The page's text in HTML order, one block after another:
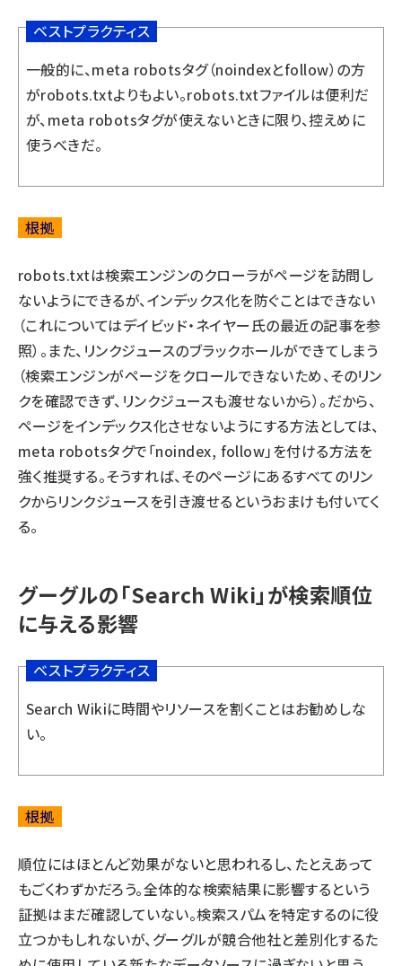
ベストプラクティス
一般的に、meta robotsタグ（noindexとfollow）の方
がrobots.txtよりもよい。robots.txtファイルは便利だ
が、meta robotsタグが使えないときに限り、控えめに
使うべきだ。
根拠
robots.txtは検索エンジンのクローラがページを訪問し
ないようにできるが、インデックス化を防ぐことはできない
（これについてはデイビッド・ネイヤー氏の最近の記事を参
照）。また、リンクジュースのブラックホールができてしまう
（検索エンジンがページをクロールできないため、そのリン
クを確認できず、リンクジュースも渡せないから）。だから、
ページをインデックス化させないようにする方法としては、
meta robotsタグで「noindex, follow」を付ける方法を
強く推奨する。そうすれば、そのページにあるすべてのリン
クからリンクジュースを引き渡せるというおまけも付いてく
る。
グーグルの「Search Wiki」が検索順位
に与える影響
ベストプラクティス
Search Wikiに時間やリソースを割くことはお勧めしな
い。
根拠
順位にはほとんど効果がないと思われるし、たとえあって
もごくわずかだろう。全体的な検索結果に影響するという
証拠はまだ確認していない。検索スパムを特定するのに役
立つかもしれないが、グーグルが競合他社と差別化するた